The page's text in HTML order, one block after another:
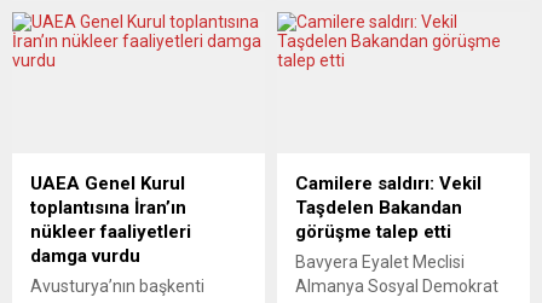
türkischen Präsidenten in
Deutschland” (“Erdoğan’ın
sert belge, bilgi ve iddialar
sergilendi. Kamuya ait
Alman İkinci Televizyonu
(ZDF), haber programı “ZDF
Zoom”da Erdoğan rejimi ve
onun...
açıklamada, yüzde 0,90 olan
politika faizinin, 30 baz
olmadığı, enflasyonun MNB
tarafından belirlenen
hedefe ulaşıncaya kadar
faiz artırımının devam
edeceği belirtildi. MNB,...
UAEA Genel Kurul
toplantısına İran’ın
nükleer faaliyetleri
damga vurdu
Avusturya’nın başkenti
Camilere saldırı: Vekil
Taşdelen Bakandan
görüşme talep etti
Bavyera Eyalet Meclisi
Almanya Sosyal Demokrat